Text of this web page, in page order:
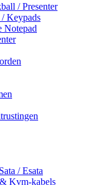
/ Presenter
/ Keypads
Notepad
/ Esata
Kvm-kabels